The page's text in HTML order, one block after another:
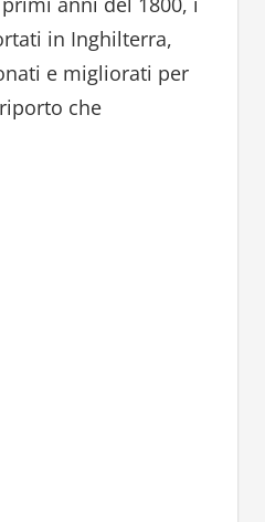
in Inghilterra,
e migliorati per
che